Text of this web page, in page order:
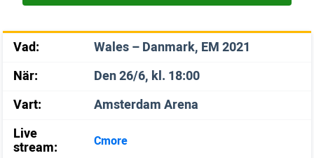
Vad:
Wales – Danmark, EM 2021
När:
Den 26/6, kl. 18:00
Vart:
Amsterdam Arena
Live
stream: Cmore